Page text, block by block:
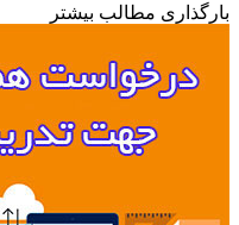
مطالب بیشتر